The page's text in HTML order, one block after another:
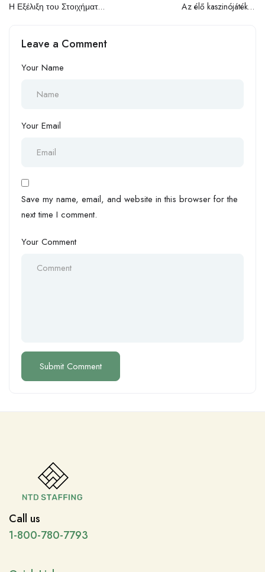
Η Εξέλιξη του Στοιχήματος
Az élő kaszinójátékok
Leave a Comment
Your Name
Your Email
Save my name, email, and website in this browser for the
next time I comment.
Your Comment
Call us
1-800-780-7793